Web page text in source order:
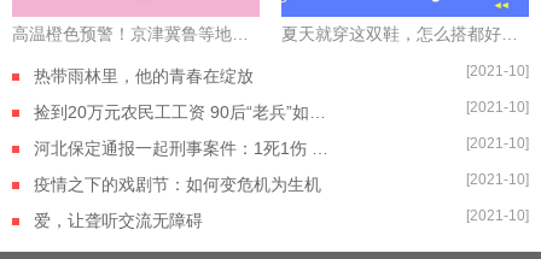
夏天就穿这双鞋，怎么搭都好看！
热带雨林里，他的青春在绽放 [2021-10]
[2021-10]
[2021-10]
疫情之下的戏剧节：如何变危机为生机 [2021-10]
爱，让聋听交流无障碍 [2021-10]